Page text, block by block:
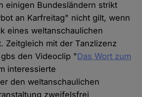
einigen Bundesländern strikt
an Karfreitag" nicht gilt, wenn
eines weltanschaulichen
Zeitgleich mit der Tanzlizenz
den Videoclip "Das Wort zum
interessierte
den weltanschaulichen
zweifelsfrei